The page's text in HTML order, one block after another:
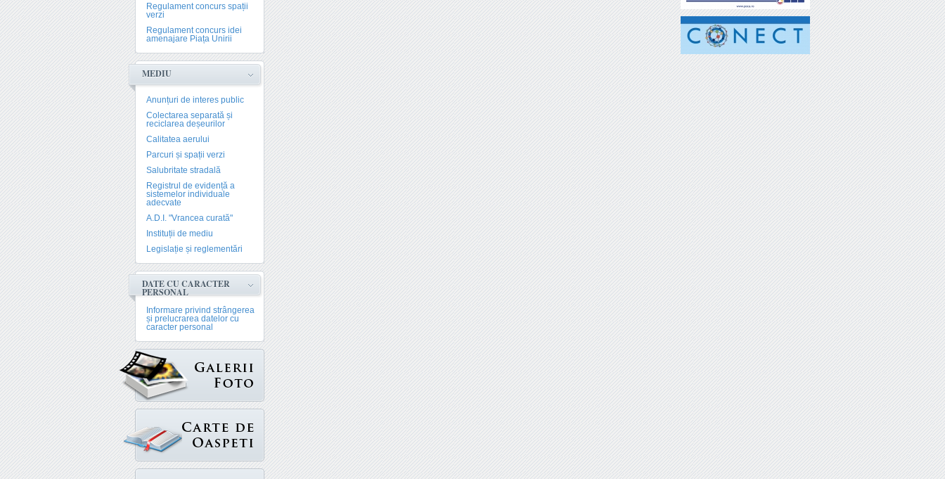
Regulament concurs spații
verzi
Regulament concurs idei
amenajare Piața Unirii
MEDIU
Anunțuri de interes public
Colectarea separată și
reciclarea deșeurilor
Calitatea aerului
Parcuri și spații verzi
Salubritate stradală
Registrul de evidență a
sistemelor individuale
adecvate
A.D.I. "Vrancea curată"
Instituții de mediu
Legislație și reglementări
DATE CU CARACTER
PERSONAL
Informare privind strângerea
și prelucrarea datelor cu
caracter personal